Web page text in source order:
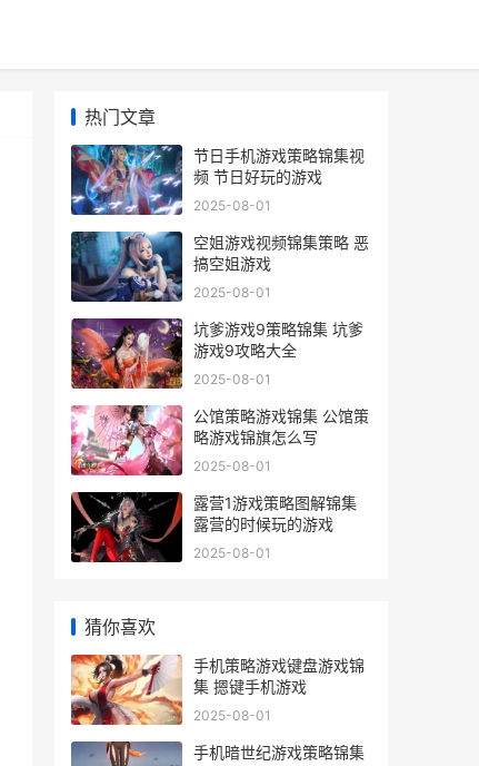
热门文章
节日手机游戏策略锦集视
频 节日好玩的游戏
2025-08-01
空姐游戏视频锦集策略 恶
搞空姐游戏
2025-08-01
坑爹游戏9策略锦集 坑爹
游戏9攻略大全
2025-08-01
公馆策略游戏锦集 公馆策
略游戏锦旗怎么写
2025-08-01
露营1游戏策略图解锦集
露营的时候玩的游戏
2025-08-01
猜你喜欢
手机策略游戏键盘游戏锦
集 摁键手机游戏
2025-08-01
手机暗世纪游戏策略锦集